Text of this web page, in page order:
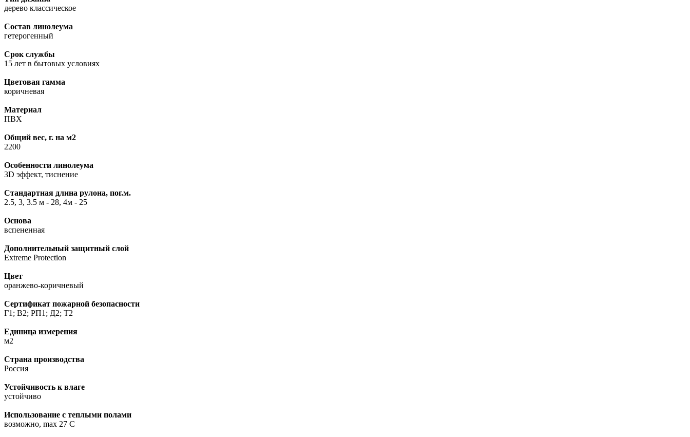
дерево классическое
Состав линолеума
гетерогенный
Срок службы
15 лет в бытовых условиях
Цветовая гамма
коричневая
Материал
ПВХ
Общий вес, г. на м2
2200
Особенности линолеума
3D эффект, тиснение
Стандартная длина рулона, пог.м.
2.5, 3, 3.5 м - 28, 4м - 25
Основа
вспененная
Дополнительный защитный слой
Extreme Protection
Цвет
оранжево-коричневый
Сертификат пожарной безопасности
Г1; В2; РП1; Д2; Т2
Единица измерения
м2
Страна производства
Россия
Устойчивость к влаге
устойчиво
Использование с теплыми полами
возможно, max 27 C